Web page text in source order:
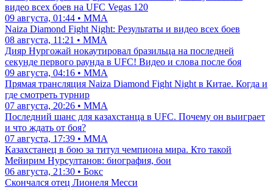
видео всех боев на UFC Vegas 120
09 августа, 01:44 • ММА
Naiza Diamond Fight Night: Результаты и видео всех боев
08 августа, 11:21 • ММА
Дияр Нургожай нокаутировал бразильца на последней
секунде первого раунда в UFC! Видео и слова после боя
09 августа, 04:16 • ММА
Прямая трансляция Naiza Diamond Fight Night в Китае. Когда и
где смотреть турнир
07 августа, 20:26 • ММА
Последний шанс для казахстанца в UFC. Почему он выиграет
и что ждать от боя?
07 августа, 17:39 • ММА
Казахстанец в бою за титул чемпиона мира. Кто такой
Мейирим Нурсултанов: биография, бои
06 августа, 21:30 • Бокс
Скончался отец Лионеля Месси